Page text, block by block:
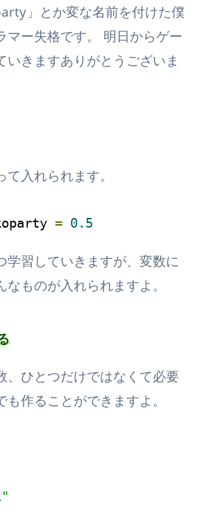
」とか変な名前を付けた僕
マー失格です。 明日からゲー
いきますありがとうございま
入れられます。
= 0.5
学習していきますが、変数に
ものが入れられますよ。
、ひとつだけではなくて必要
作ることができますよ。